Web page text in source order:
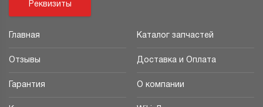
Реквизиты
Главная Каталог запчастей
Отзывы Доставка и Оплата
Гарантия О компании